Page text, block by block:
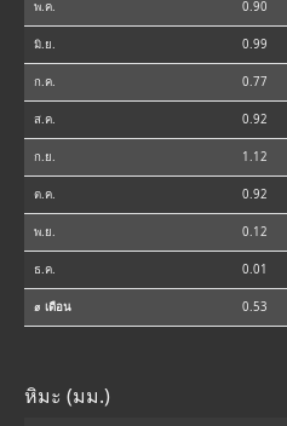
พ.ค. 0.90
มิ.ย. 0.99
ก.ค. 0.77
ส.ค. 0.92
ก.ย. 1.12
ต.ค. 0.92
พ.ย. 0.12
ธ.ค. 0.01
⌀ เดือน 0.53
หิมะ (มม.)